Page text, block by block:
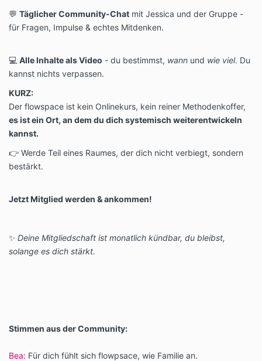
💬 Täglicher Community-Chat mit Jessica und der Gruppe -
für Fragen, Impulse & echtes Mitdenken.
💻 Alle Inhalte als Video - du bestimmst, wann und wie viel. Du
kannst nichts verpassen.
KURZ:
Der flowspace ist kein Onlinekurs, kein reiner Methodenkoffer,
es ist ein Ort, an dem du dich systemisch weiterentwickeln
kannst.
👉 Werde Teil eines Raumes, der dich nicht verbiegt, sondern
bestärkt.
Jetzt Mitglied werden & ankommen!
✨ Deine Mitgliedschaft ist monatlich kündbar, du bleibst,
solange es dich stärkt.
Stimmen aus der Community:
Bea: Für dich fühlt sich flowpsace, wie Familie an.